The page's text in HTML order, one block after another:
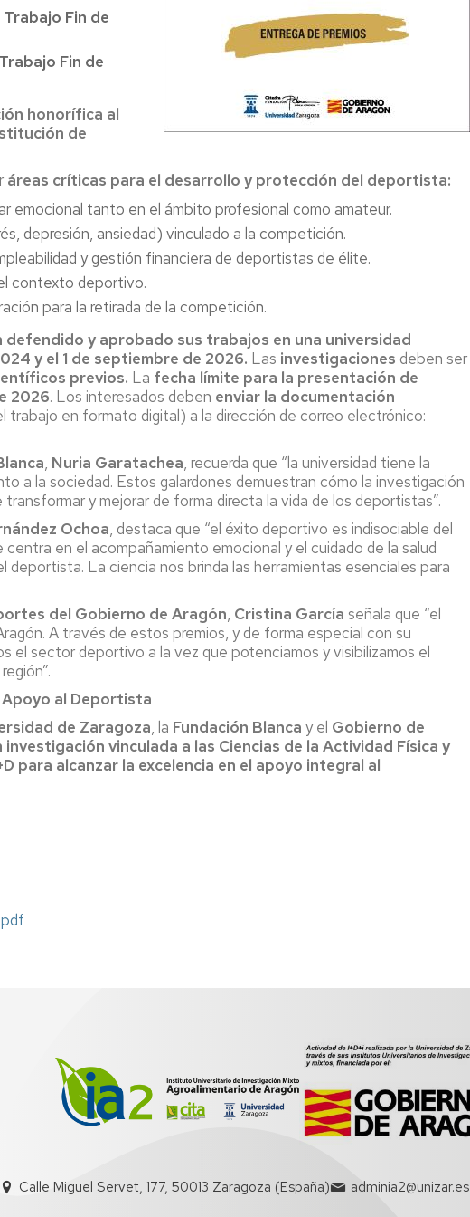
tiempo
aplicada
al
sector
Fin de
Fin de
honorífica al
de
áreas críticas para el desarrollo y protección del deportista:
emocional tanto en el ámbito profesional como amateur.
depresión, ansiedad) vinculado a la competición.
y gestión financiera de deportistas de élite.
contexto deportivo.
para la retirada de la competición.
defendido y aprobado sus trabajos en una universidad
y el 1 de septiembre de 2026. Las investigaciones deben ser
previos. La fecha límite para la presentación de
2026. Los interesados deben enviar la documentación
trabajo en formato digital) a la dirección de correo electrónico:
, Nuria Garatachea, recuerda que “la universidad tiene la
a la sociedad. Estos galardones demuestran cómo la investigación
y mejorar de forma directa la vida de los deportistas”.
Ochoa, destaca que “el éxito deportivo es indisociable del
en el acompañamiento emocional y el cuidado de la salud
deportista. La ciencia nos brinda las herramientas esenciales para
del Gobierno de Aragón, Cristina García señala que “el
A través de estos premios, y de forma especial con su
el sector deportivo a la vez que potenciamos y visibilizamos el
al Deportista
de Zaragoza, la Fundación Blanca y el Gobierno de
vinculada a las Ciencias de la Actividad Física y
para alcanzar la excelencia en el apoyo integral al
Calle Miguel Servet, 177, 50013 Zaragoza (España) adminia2@unizar.es